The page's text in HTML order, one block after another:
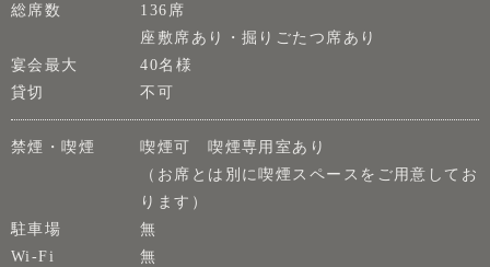
総席数
136席
座敷席あり・掘りごたつ席あり
宴会最大
40名様
貸切
不可
禁煙・喫煙
喫煙可 喫煙専用室あり
（お席とは別に喫煙スペースをご用意してお
ります）
駐車場
無
Wi-Fi
無